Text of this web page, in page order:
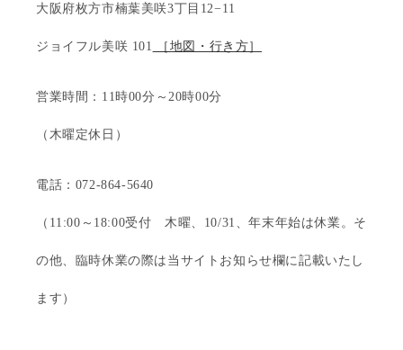
大阪府枚方市楠葉美咲3丁目12−11
ジョイフル美咲 101 ［地図・行き方］
営業時間：11時00分～20時00分
（木曜定休日）
電話：072-864-5640
（11:00～18:00受付 木曜、10/31、年末年始は休業。そ
の他、臨時休業の際は当サイトお知らせ欄に記載いたし
ます）